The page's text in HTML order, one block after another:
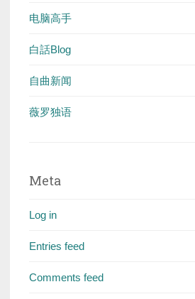
电脑高手
白話Blog
自曲新闻
薇罗独语
Meta
Log in
Entries feed
Comments feed